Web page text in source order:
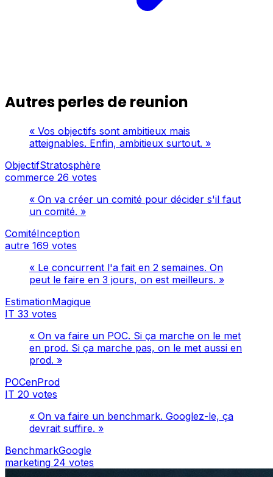
Autres perles de reunion
« Vos objectifs sont ambitieux mais
atteignables. Enfin, ambitieux surtout. »
ObjectifStratosphère
commerce 26 votes
« On va créer un comité pour décider s'il faut
un comité. »
ComitéInception
autre 169 votes
« Le concurrent l'a fait en 2 semaines. On
peut le faire en 3 jours, on est meilleurs. »
EstimationMagique
IT 33 votes
« On va faire un POC. Si ça marche on le met
en prod. Si ça marche pas, on le met aussi en
prod. »
POCenProd
IT 20 votes
« On va faire un benchmark. Googlez-le, ça
devrait suffire. »
BenchmarkGoogle
marketing 24 votes